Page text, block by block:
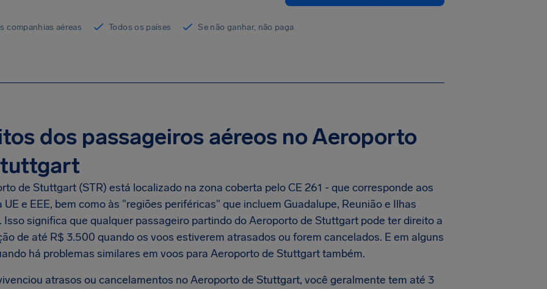
companhias aéreas Todos os países Se não ganhar, não paga
dos passageiros aéreos no Aeroporto
de Stuttgart (STR) está localizado na zona coberta pelo CE 261 - que corresponde aos
UE e EEE, bem como às "regiões periféricas" que incluem Guadalupe, Reunião e Ilhas
Isso significa que qualquer passageiro partindo do Aeroporto de Stuttgart pode ter direito a
de até R$ 3.500 quando os voos estiverem atrasados ou forem cancelados. E em alguns
há problemas similares em voos para Aeroporto de Stuttgart também.
atrasos ou cancelamentos no Aeroporto de Stuttgart, você geralmente tem até 3